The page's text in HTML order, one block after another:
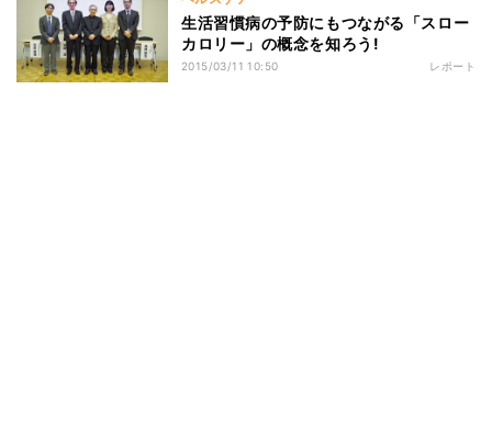
生活習慣病の予防にもつながる「スロー
カロリー」の概念を知ろう!
2015/03/11 10:50 レポート